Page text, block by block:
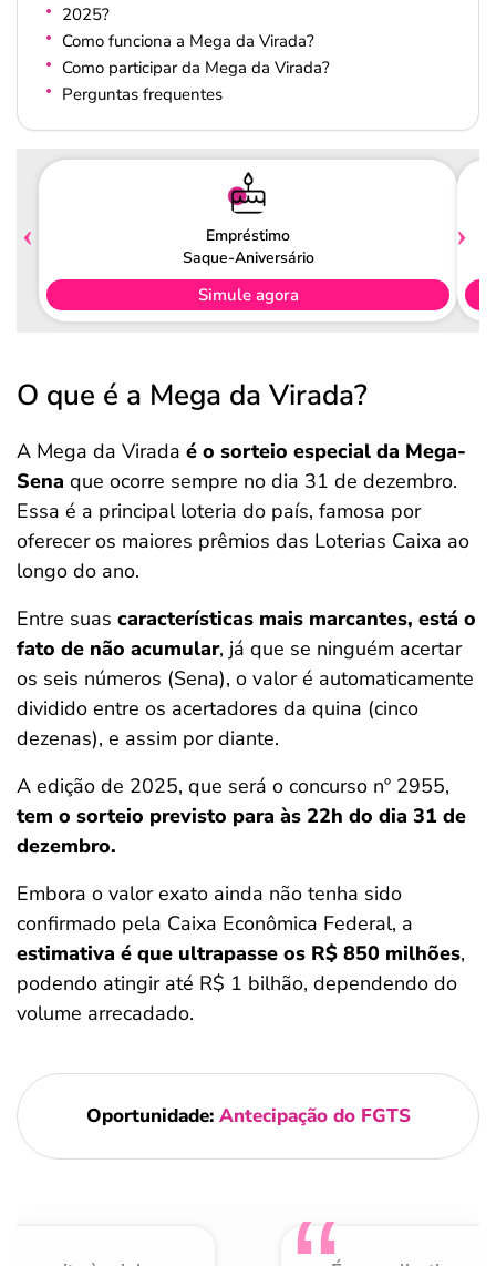
2025?
Como funciona a Mega da Virada?
Como participar da Mega da Virada?
Perguntas frequentes
Empréstimo
Saque-Aniversário
Simule agora
O que é a Mega da Virada?
A Mega da Virada é o sorteio especial da Mega-
Sena que ocorre sempre no dia 31 de dezembro.
Essa é a principal loteria do país, famosa por
oferecer os maiores prêmios das Loterias Caixa ao
longo do ano.
Entre suas características mais marcantes, está o
fato de não acumular, já que se ninguém acertar
os seis números (Sena), o valor é automaticamente
dividido entre os acertadores da quina (cinco
dezenas), e assim por diante.
A edição de 2025, que será o concurso nº 2955,
tem o sorteio previsto para às 22h do dia 31 de
dezembro.
Embora o valor exato ainda não tenha sido
confirmado pela Caixa Econômica Federal, a
estimativa é que ultrapasse os R$ 850 milhões,
podendo atingir até R$ 1 bilhão, dependendo do
volume arrecadado.
Oportunidade: Antecipação do FGTS